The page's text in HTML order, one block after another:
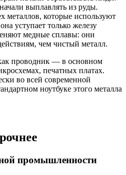
выплавлять из руды.
металлов, которые используют
уступает только железу
медные сплавы: они
чем чистый металл.
проводник — в основном
печатных платах.
во всей современной
ноутбуке этого металла
промышленности